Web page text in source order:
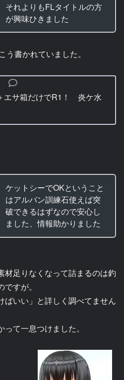
それよりもFLタイトルの方
が興味ひきました
書かれていました。
エサ箱だけでR1！ 炎ケ水
ケットシーでOKということ
はアルバン訓練石使えば突
破できるはずなので安心し
ました、情報助かりました
材足りなくなって詰まるのは釣
すが。
ばいい」と詳しく調べてません
て一息つけました。